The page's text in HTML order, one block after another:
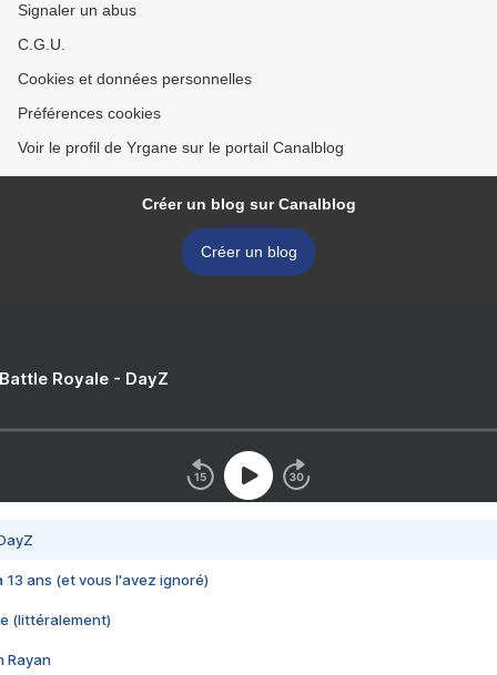
Signaler un abus
C.G.U.
Cookies et données personnelles
Préférences cookies
Voir le profil de Yrgane sur le portail Canalblog
Créer un blog sur Canalblog
Créer un blog
Royale - DayZ
13 ans (et vous l'avez ignoré)
(littéralement)
Rayan